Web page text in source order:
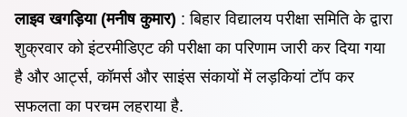
लाइव खगड़िया (मनीष कुमार) : बिहार विद्यालय परीक्षा समिति के द्वारा
शुक्रवार को इंटरमीडिएट की परीक्षा का परिणाम जारी कर दिया गया
है और आर्ट्स, कॉमर्स और साइंस संकायों में लड़कियां टॉप कर
सफलता का परचम लहराया है.